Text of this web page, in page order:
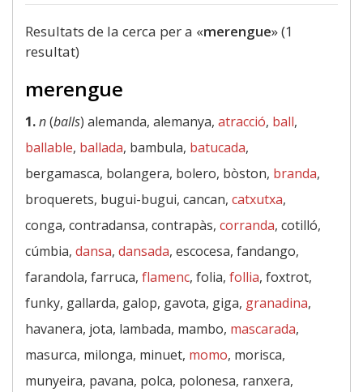
Resultats de la cerca per a «merengue» (1
resultat)
merengue
1.n(balls) alemanda, alemanya, atracció, ball,
ballable, ballada, bambula, batucada,
bergamasca, bolangera, bolero, bòston, branda,
broquerets, bugui-bugui, cancan, catxutxa,
conga, contradansa, contrapàs, corranda, cotilló,
cúmbia, dansa, dansada, escocesa, fandango,
farandola, farruca, flamenc, folia, follia, foxtrot,
funky, gallarda, galop, gavota, giga, granadina,
havanera, jota, lambada, mambo, mascarada,
masurca, milonga, minuet, momo, morisca,
munyeira, pavana, polca, polonesa, ranxera,